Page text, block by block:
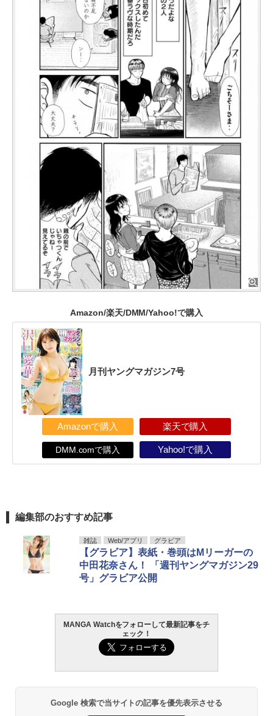
Amazon/楽天/DMM/Yahoo!で購入
月刊ヤングマガジン7号
Amazonで購入 楽天で購入
DMM.comで購入 Yahoo!で購入
編集部のおすすめ記事
雑誌 Web/アプリ グラビア
【グラビア】表紙・巻頭はMリーガーの
中田花奈さん！ 「週刊ヤングマガジン29
号」グラビア公開
MANGA Watchをフォローして最新記事をチ
ェック！
Google 検索で当サイトの記事を優先表示させる